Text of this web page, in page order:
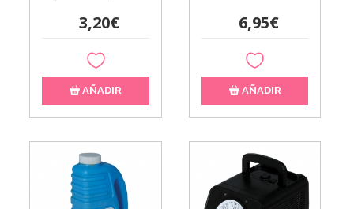
3,20€
AÑADIR
6,95€
AÑADIR